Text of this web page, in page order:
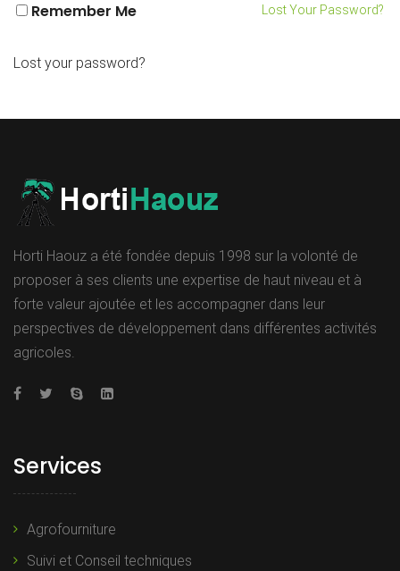
Remember Me Lost Your Password?
Lost your password?
Horti Haouz a été fondée depuis 1998 sur la volonté de
proposer à ses clients une expertise de haut niveau et à
forte valeur ajoutée et les accompagner dans leur
perspectives de développement dans différentes activités
agricoles.
Services
Agrofourniture
Suivi et Conseil techniques